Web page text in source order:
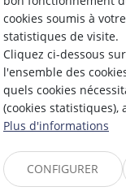
-
cookies soumis à
statistiques de visite.
Cliquez ci-dessous
l'ensemble des
quels cookies
(cookies
Plus d'informations
CONFIGURER